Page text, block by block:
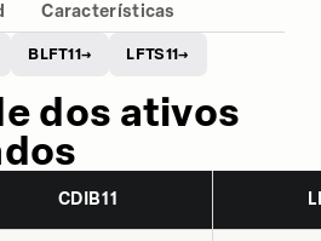
Características
BLFT11→ LFTS11→
dos ativos
CDIB11